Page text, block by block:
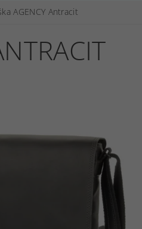
GALERIE
AGENCY Antracit